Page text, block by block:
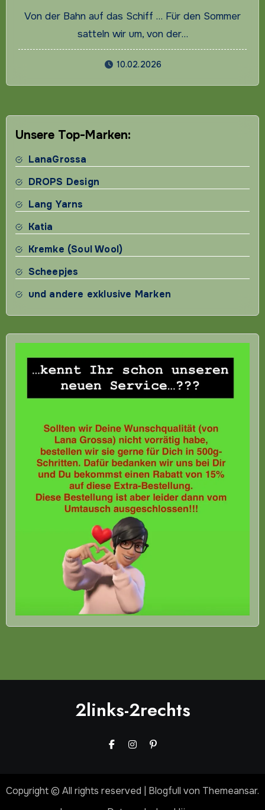
Von der Bahn auf das Schiff … Für den Sommer
satteln wir um, von der…
10.02.2026
Unsere Top-Marken:
LanaGrossa
DROPS Design
Lang Yarns
Katia
Kremke (Soul Wool)
Scheepjes
und andere exklusive Marken
2links-2rechts
Copyright © All rights reserved Blogfull von Themeansar.